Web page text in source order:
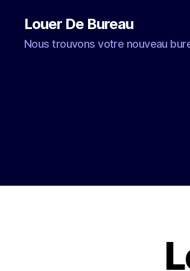
Louer De Bureau
Nous trouvons votre nouveau